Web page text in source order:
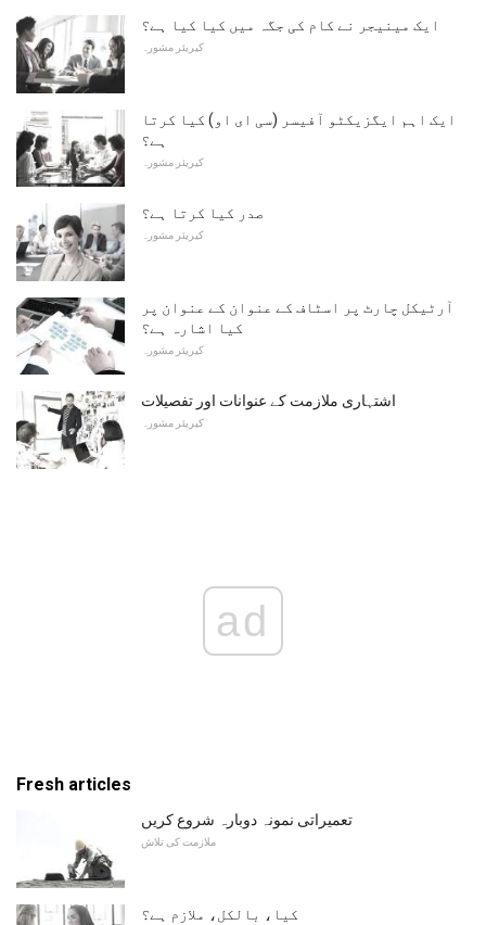
ایک مینیجر نے کام کی جگہ میں کیا کیا ہے؟
کیریئر مشورہ
ایک اہم ایگزیکٹو آفیسر (سی ای او) کیا کرتا
ہے؟
کیریئر مشورہ
صدر کیا کرتا ہے؟
کیریئر مشورہ
آرٹیکل چارٹ پر اسٹاف کے عنوان کے عنوان پر
کیا اشارہ ہے؟
کیریئر مشورہ
اشتہاری ملازمت کے عنوانات اور تفصیلات
کیریئر مشورہ
ad
Fresh articles
تعمیراتی نمونہ دوبارہ شروع کریں
ملازمت کی تلاش
کیا، بالکل، ملازم ہے؟